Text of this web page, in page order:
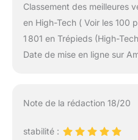
Classement des meilleures
en High-Tech ( Voir les 100
1 801 en Trépieds (High-
Date de mise en ligne sur
Note de la rédaction 18/20
stabilité :